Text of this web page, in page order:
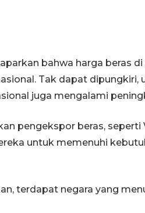
bahwa harga beras
Tak dapat dipungkiri,
juga mengalami
pengekspor beras,
untuk memenuhi
terdapat negara yang